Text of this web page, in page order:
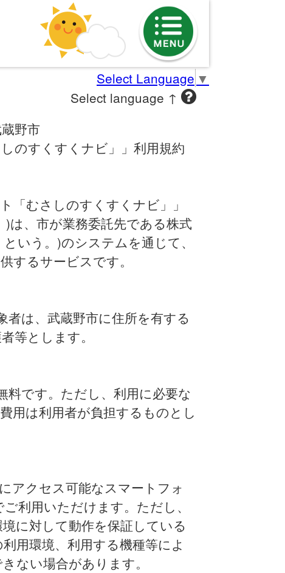
Select Language ▼
Select language ↑
野市
のすくすくナビ」」利用規約
「むさしのすくすくナビ」」
は、市が業務委託先である株式
いう。)のシステムを通じて、
するサービスです。
は、武蔵野市に住所を有する
等とします。
です。ただし、利用に必要な
用は利用者が負担するものとし
アクセス可能なスマートフォ
利用いただけます。ただし、
に対して動作を保証している
用環境、利用する機種等によ
ない場合があります。